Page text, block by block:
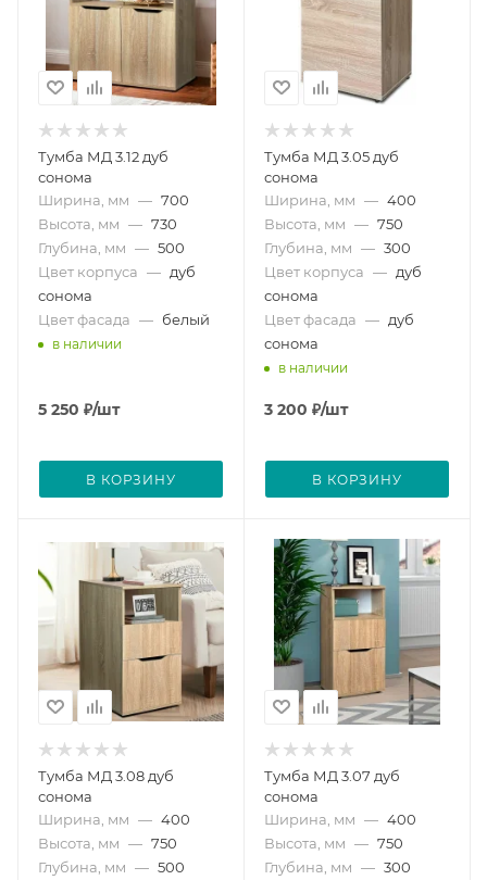
Тумба МД 3.12 дуб
сонома
Ширина, мм — 700
Высота, мм — 730
Глубина, мм — 500
Цвет корпуса — дуб
сонома
Цвет фасада — белый
в наличии
5 250 ₽/шт
В КОРЗИНУ
Тумба МД 3.05 дуб
сонома
Ширина, мм — 400
Высота, мм — 750
Глубина, мм — 300
Цвет корпуса — дуб
сонома
Цвет фасада — дуб
сонома
в наличии
3 200 ₽/шт
В КОРЗИНУ
Тумба МД 3.08 дуб
сонома
Ширина, мм — 400
Высота, мм — 750
Глубина, мм — 500
Тумба МД 3.07 дуб
сонома
Ширина, мм — 400
Высота, мм — 750
Глубина, мм — 300